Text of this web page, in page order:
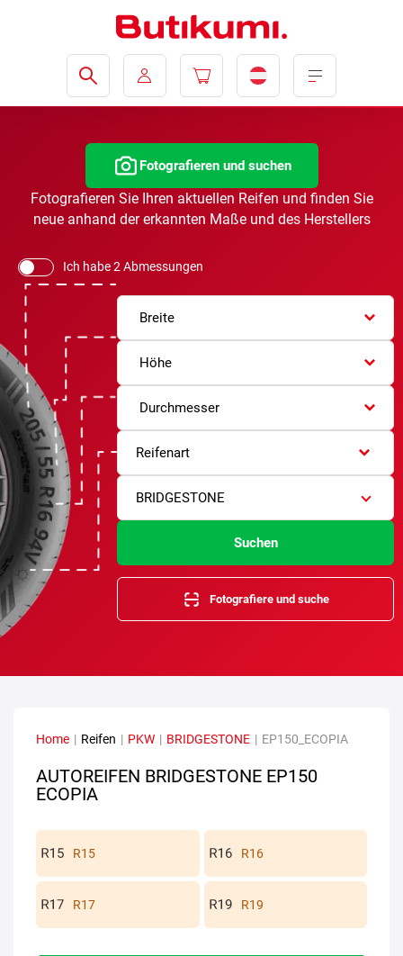
Fotografieren und suchen
Fotografieren Sie Ihren aktuellen Reifen und finden Sie
neue anhand der erkannten Maße und des Herstellers
Ich habe 2 Abmessungen
Breite
Höhe
Durchmesser
Reifenart
BRIDGESTONE
Suchen
Fotografiere und suche
Home | Reifen | PKW | BRIDGESTONE | EP150_ECOPIA
AUTOREIFEN BRIDGESTONE EP150
ECOPIA
R15 R16
R17 R19